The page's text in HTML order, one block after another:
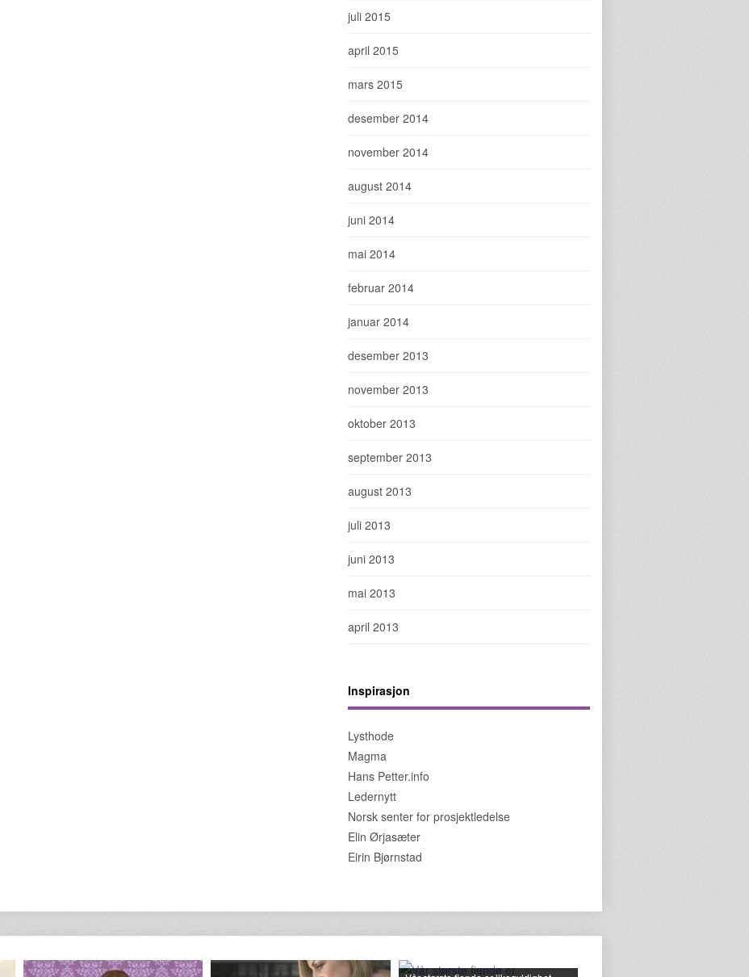
juli 2015
april 2015
mars 2015
desember 2014
november 2014
august 2014
juni 2014
mai 2014
februar 2014
januar 2014
desember 2013
november 2013
oktober 2013
september 2013
august 2013
juli 2013
juni 2013
mai 2013
april 2013
Inspirasjon
Lysthode
Magma
Hans Petter.info
Ledernytt
Norsk senter for prosjektledelse
Elin Ørjasæter
Eirin Bjørnstad